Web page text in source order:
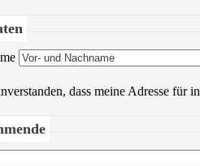
dass meine Adresse